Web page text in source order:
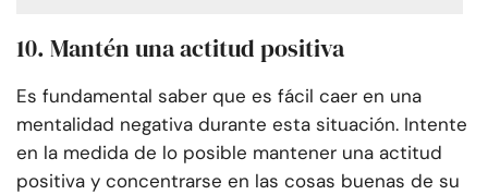
10. Mantén una actitud positiva
Es fundamental saber que es fácil caer en una
mentalidad negativa durante esta situación. Intente
en la medida de lo posible mantener una actitud
positiva y concentrarse en las cosas buenas de su